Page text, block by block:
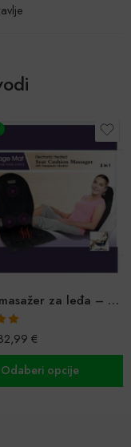
Shiatsu masažer za leđa – za auto, fotelju, stolicu
€
Odaberi opcije